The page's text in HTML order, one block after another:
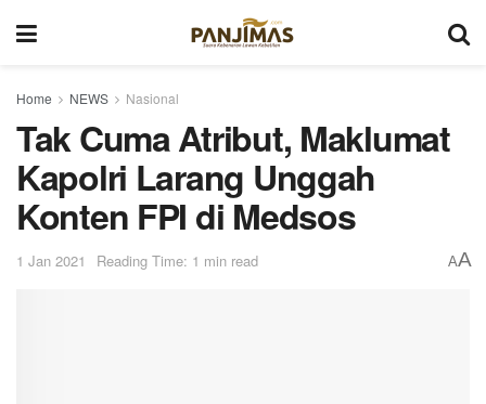
Home NEWS Nasional
Tak Cuma Atribut, Maklumat
Kapolri Larang Unggah
Konten FPI di Medsos
1 Jan 2021 Reading Time: 1 min read AA